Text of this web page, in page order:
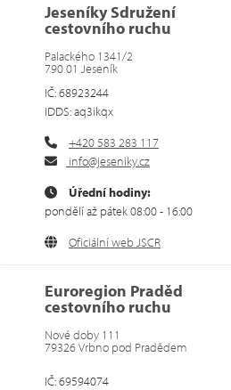
Jeseníky Sdružení
cestovního ruchu
Palackého 1341/2
790 01 Jeseník
IČ: 68923244
IDDS: aq3ikqx
+420 583 283 117
info@jeseniky.cz
Úřední hodiny:
pondělí až pátek 08:00 - 16:00
Oficiální web JSCR
Euroregion Praděd
cestovního ruchu
Nové doby 111
79326 Vrbno pod Pradědem
IČ: 69594074